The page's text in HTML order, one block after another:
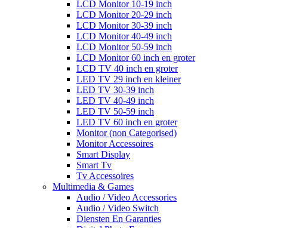
LCD Monitor 10-19 inch
LCD Monitor 20-29 inch
LCD Monitor 30-39 inch
LCD Monitor 40-49 inch
LCD Monitor 50-59 inch
LCD Monitor 60 inch en groter
LCD TV 40 inch en groter
LED TV 29 inch en kleiner
LED TV 30-39 inch
LED TV 40-49 inch
LED TV 50-59 inch
LED TV 60 inch en groter
Monitor (non Categorised)
Monitor Accessoires
Smart Display
Smart Tv
Tv Accessoires
Multimedia & Games
Audio / Video Accessories
Audio / Video Switch
Diensten En Garanties